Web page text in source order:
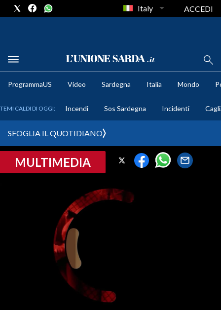
METEO
CRONACA SARDEGNA
PROVINCIA DI CAGLIARI
SULCIS IGLESIENTE
MEDIO CAMPIDANO
ORISTANO E PROVINCIA
SASSARI E PROVINCIA
NUORO E PROVINCIA
Italy ACCEDI
ProgrammaUS Video Sardegna Italia Mondo
TEMI CALDI DI OGGI: Incendi Sos Sardegna Incidenti
SFOGLIA IL QUOTIDIANO
MULTIMEDIA